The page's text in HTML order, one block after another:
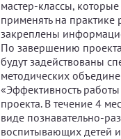
мастер-классы,
применять на практике
закреплены
По завершению
будут задействованы
методических
«Эффективность
проекта. В течение 4
виде познавательно-
воспитывающих детей